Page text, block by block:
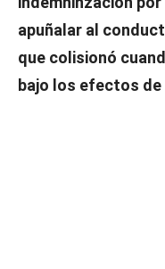
apuñalar al
que colisionó
bajo los efectos